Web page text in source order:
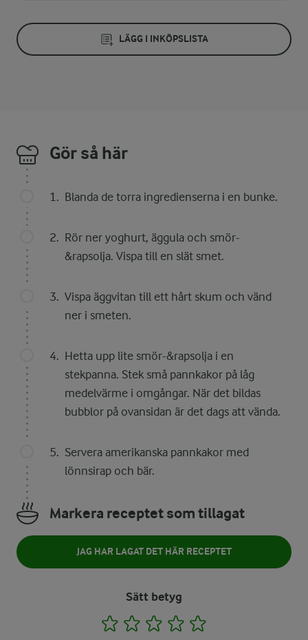
LÄGG I INKÖPSLISTA
Gör så här
Blanda de torra ingredienserna i en bunke.
Rör ner yoghurt, äggula och smör-
&rapsolja. Vispa till en slät smet.
Vispa äggvitan till ett hårt skum och vänd
ner i smeten.
Hetta upp lite smör-&rapsolja i en
stekpanna. Stek små pannkakor på låg
medelvärme i omgångar. När det bildas
bubblor på ovansidan är det dags att vända.
Servera amerikanska pannkakor med
lönnsirap och bär.
Markera receptet som tillagat
JAG HAR LAGAT DET HÄR RECEPTET
Sätt betyg
1 2 3 4